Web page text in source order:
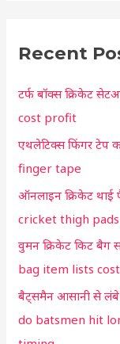
c
f
o
r
:
Recent
टर्फ बॉक्स क्रिकेट
cost profit
एथलेटिक्स फिंगर टेप
finger tape
ऑनलाइन क्रिकेट
cricket thigh
वुमन क्रिकेट किट
bag item lists cost
बैट्समैन आसानी से लंबे
do batsmen hit
t
f
o
r